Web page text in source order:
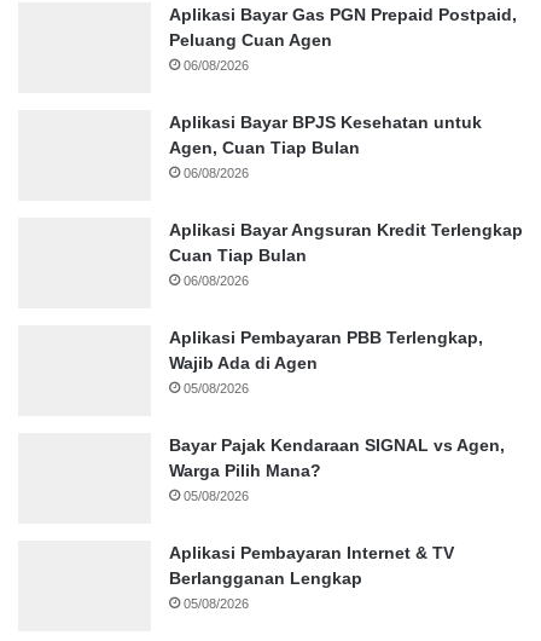
Aplikasi Bayar Gas PGN Prepaid Postpaid,
Peluang Cuan Agen
06/08/2026
Aplikasi Bayar BPJS Kesehatan untuk
Agen, Cuan Tiap Bulan
06/08/2026
Aplikasi Bayar Angsuran Kredit Terlengkap
Cuan Tiap Bulan
06/08/2026
Aplikasi Pembayaran PBB Terlengkap,
Wajib Ada di Agen
05/08/2026
Bayar Pajak Kendaraan SIGNAL vs Agen,
Warga Pilih Mana?
05/08/2026
Aplikasi Pembayaran Internet & TV
Berlangganan Lengkap
05/08/2026